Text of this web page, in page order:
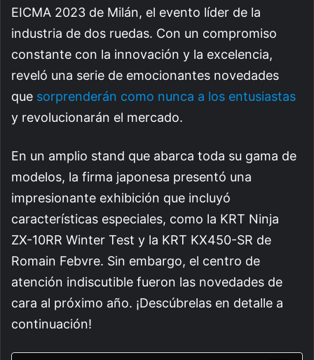
EICMA 2023 de Milán, el evento líder de la
industria de dos ruedas. Con un compromiso
constante con la innovación y la excelencia,
reveló una serie de emocionantes novedades
que sorprenderán como nunca a los entusiastas
y revolucionarán el mercado.
En un amplio stand que abarca toda su gama de
modelos, la firma japonesa presentó una
impresionante exhibición que incluyó
características especiales, como la KRT Ninja
ZX-10RR Winter Test y la KRT KX450-SR de
Romain Febvre. Sin embargo, el centro de
atención indiscutible fueron las novedades de
cara al próximo año. ¡Descúbrelas en detalle a
continuación!